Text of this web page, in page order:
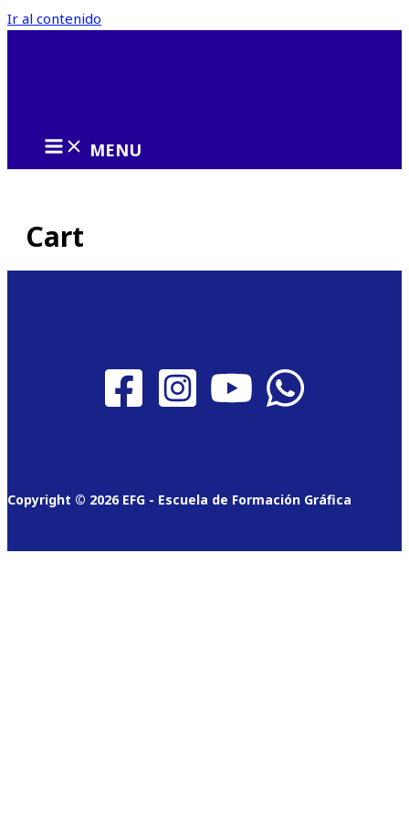
Ir al contenido
MENU
Cart
Copyright © 2026 EFG - Escuela de Formación Gráfica